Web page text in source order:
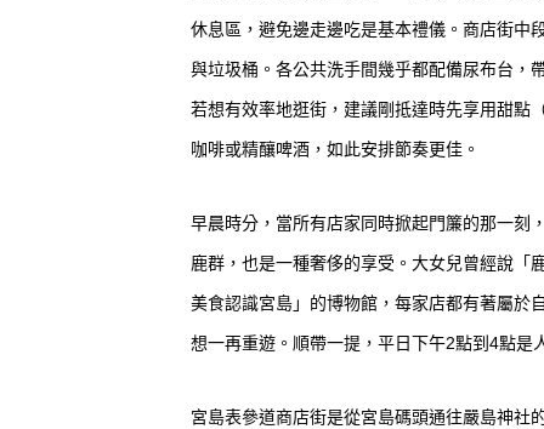
休息區，避免邊走邊吃是基本禮儀。商店街中
與垃圾桶。各公共洗手間幾乎都配備尿布台，
若想有效率地逛街，建議剛抵達時先享用甜點
咖啡或精釀啤酒，如此安排節奏更佳。
早晨時分，當所有店家同時掀起門簾的那一刻
鹿群，也是一種奢侈的享受。大女兒曾經說「
美食認識宮島」的博物館，每家店都有著屬於
想一再重遊。順帶一提，平日下午2點到4點
宮島表參道商店街是從宮島碼頭通往嚴島神社